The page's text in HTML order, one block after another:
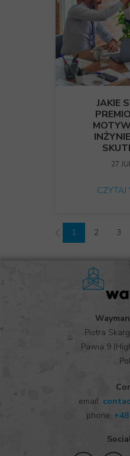
JAKIE
27
CZYTAJ
1 2 3
email:
phone:
Piotra
Pawia 9